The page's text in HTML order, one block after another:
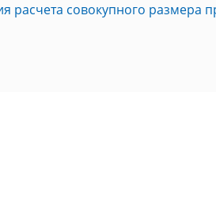
расчета совокупного размера